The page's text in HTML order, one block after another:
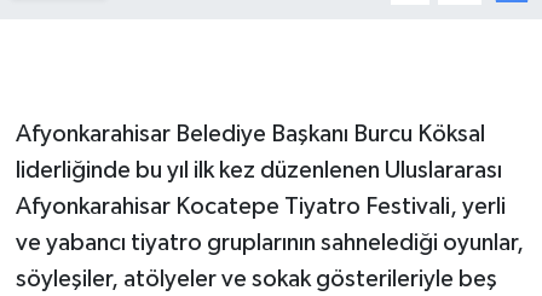
Afyonkarahisar Belediye Başkanı Burcu Köksal
liderliğinde bu yıl ilk kez düzenlenen Uluslararası
Afyonkarahisar Kocatepe Tiyatro Festivali, yerli
ve yabancı tiyatro gruplarının sahnelediği oyunlar,
söyleşiler, atölyeler ve sokak gösterileriyle beş